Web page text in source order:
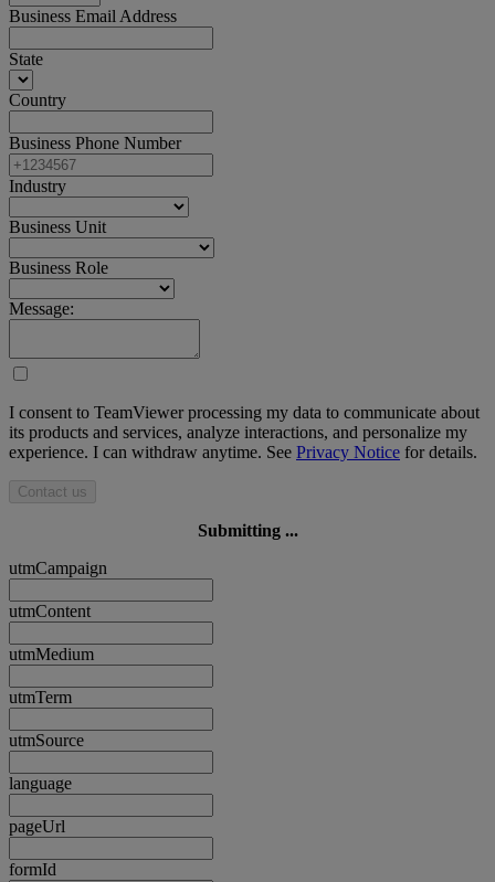
Business Email Address
State
Country
Business Phone Number
Industry
Business Unit
Business Role
Message:
I consent to TeamViewer processing my data to communicate about
its products and services, analyze interactions, and personalize my
experience. I can withdraw anytime. See Privacy Notice for details.
Contact us
Submitting ...
utmCampaign
utmContent
utmMedium
utmTerm
utmSource
language
pageUrl
formId